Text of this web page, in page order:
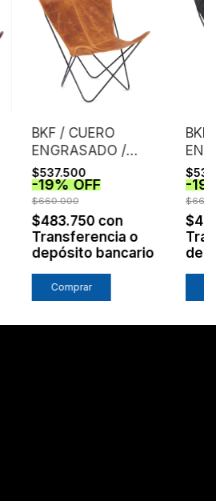
BKF / CUERO
ENGRASADO /
TOSTADO
$537.500
-19%OFF
$660.000
$483.750 con
Transferencia o
depósito bancario
Comprar
BKF
-19